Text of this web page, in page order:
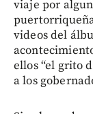
viaje por
videos del
ellos “el grito
a los